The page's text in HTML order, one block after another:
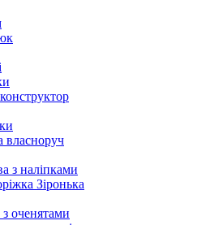
власноруч
з наліпками
Зіронька
оченятами